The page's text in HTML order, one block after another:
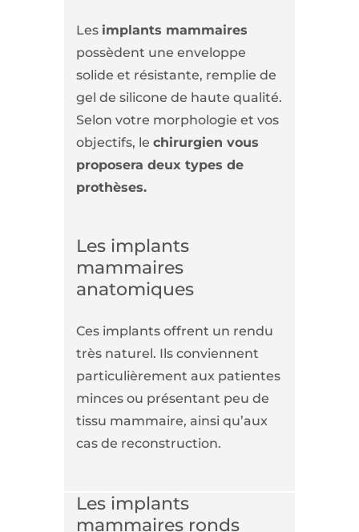
Les implants mammaires
possèdent une enveloppe
solide et résistante, remplie de
gel de silicone de haute qualité.
Selon votre morphologie et vos
objectifs, le chirurgien vous
proposera deux types de
prothèses.
Les implants
mammaires
anatomiques
Ces implants offrent un rendu
très naturel. Ils conviennent
particulièrement aux patientes
minces ou présentant peu de
tissu mammaire, ainsi qu’aux
cas de reconstruction.
Les implants
mammaires ronds